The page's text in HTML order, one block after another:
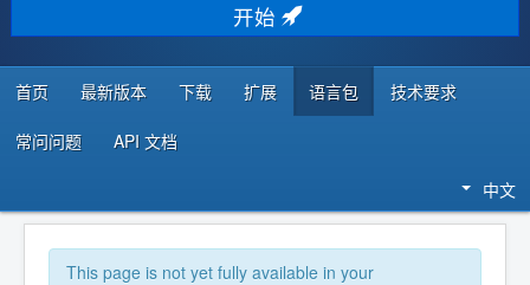
社区 & 支持
开发者资源
开始
首页 最新版本 下载 扩展 语言包 技术要求
常问问题 API 文档
中文
This page is not yet fully available in your